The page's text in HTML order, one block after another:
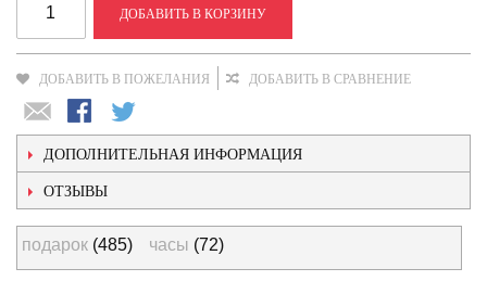
ДОБАВИТЬ В КОРЗИНУ
ДОБАВИТЬ В ПОЖЕЛАНИЯ ДОБАВИТЬ В СРАВНЕНИЕ
ДОПОЛНИТЕЛЬНАЯ ИНФОРМАЦИЯ
ОТЗЫВЫ
подарок (485) часы (72)